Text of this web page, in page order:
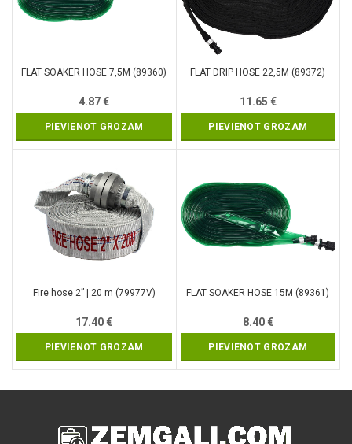
FLAT SOAKER HOSE 7,5M (89360)
4.87€
PIEVIENOT GROZAM
FLAT DRIP HOSE 22,5M (89372)
11.65 €
PIEVIENOT GROZAM
Fire hose 2” | 20 m (79977V)
17.40€
PIEVIENOT GROZAM
FLAT SOAKER HOSE 15M (89361)
8.40€
PIEVIENOT GROZAM